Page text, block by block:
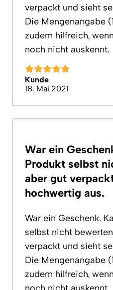
verpackt und sieht
Die Mengenangabe
zudem hilfreich,
noch nicht auskennt.
Kunde
18. Mai 2021
War ein
Produkt selbst
aber gut
hochwertig aus.
War ein Geschenk.
selbst nicht
verpackt und sieht
Die Mengenangabe
zudem hilfreich,